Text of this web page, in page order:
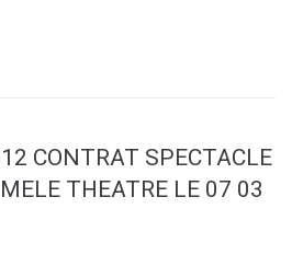
CONTRAT SPECTACLE
THEATRE LE 07 03